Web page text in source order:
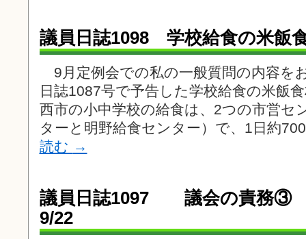
議員日誌1098 学校給食の米
9月定例会での私の一般質問の内容を
日誌1087号で予告した学校給食の米飯
西市の小中学校の給食は、2つの市営セ
ターと明野給食センター）で、1日約
読む →
議員日誌1097 議会の責
9/22